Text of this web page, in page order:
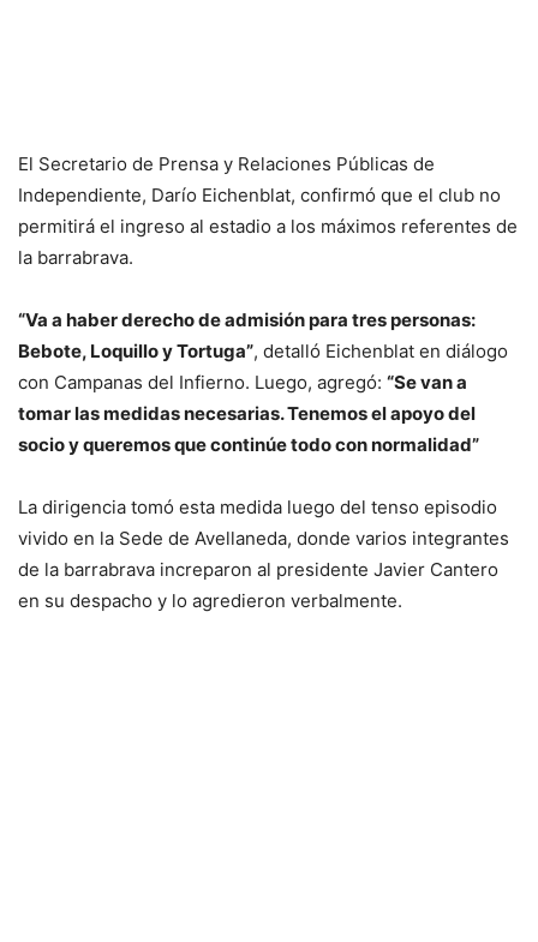
El Secretario de Prensa y Relaciones Públicas de
Independiente, Darío Eichenblat, confirmó que el club no
permitirá el ingreso al estadio a los máximos referentes de
la barrabrava.
“Va a haber derecho de admisión para tres personas:
Bebote, Loquillo y Tortuga”, detalló Eichenblat en diálogo
con Campanas del Infierno. Luego, agregó: “Se van a
tomar las medidas necesarias. Tenemos el apoyo del
socio y queremos que continúe todo con normalidad”
La dirigencia tomó esta medida luego del tenso episodio
vivido en la Sede de Avellaneda, donde varios integrantes
de la barrabrava increparon al presidente Javier Cantero
en su despacho y lo agredieron verbalmente.